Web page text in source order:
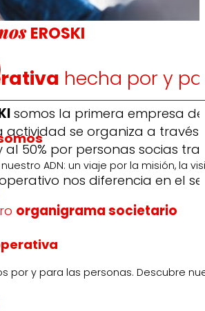
EROSKI
ADN: un viaje por la misión, la
por y para las personas. Descubre
hecha por y
somos la primera empresa
actividad se organiza a
al 50% por personas socias
nos diferencia en el
organigrama societario